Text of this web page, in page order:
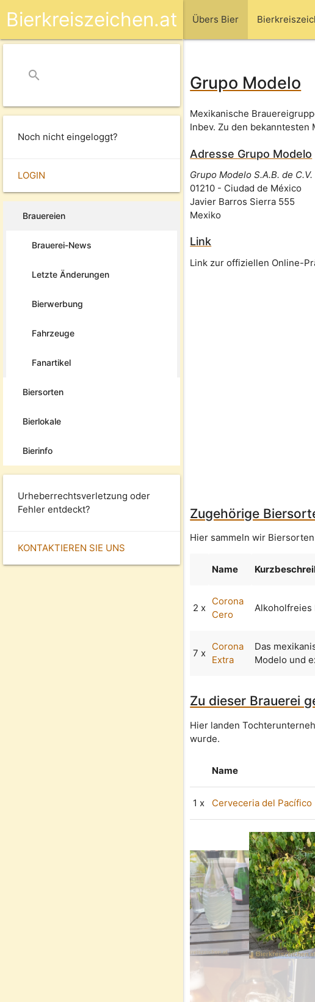
Übers Bier
Bierkreiszeichen.at
search
Noch nicht eingeloggt?
LOGIN
Brauereien
Brauerei-News
Letzte Änderungen
Bierwerbung
Fahrzeuge
Fanartikel
Biersorten
Bierlokale
Bierinfo
Urheberrechtsverletzung oder
Fehler entdeckt?
KONTAKTIEREN SIE UNS
Grupo Modelo
Mexikanische
Inbev. Zu den
Adresse Grupo Modelo
Grupo Modelo S.A.B. de C.V.
01210 - Ciudad de México
Javier Barros Sierra 555
Mexiko
Link
Link zur offiziellen Online-
Zugehörige
Hier sammeln wir
Name
2 x
Corona
Cero
Alkoholfreies
7 x
Corona
Extra
Das
Modelo und
Zu dieser Brauerei
Hier landen
wurde.
Name
1 x Cerveceria del Pacífico